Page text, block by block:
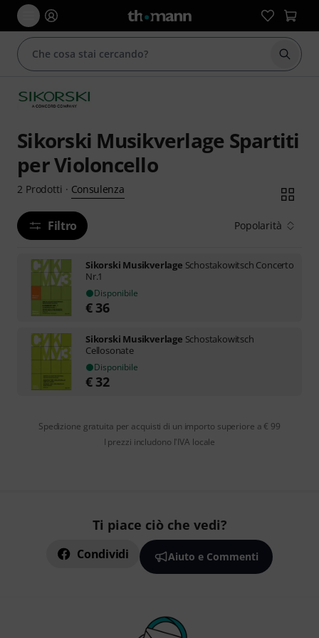
Sikorski Musikverlage Spartiti
per Violoncello
2 Prodotti · Consulenza
Filtro Popolarità
Sikorski Musikverlage Schostakowitsch Concerto
Nr.1
Disponibile
€ 36
Sikorski Musikverlage Schostakowitsch
Cellosonate
Disponibile
€ 32
Spedizione gratuita per acquisti di un importo superiore a € 99
I prezzi includono l'IVA locale
Ti piace ciò che vedi?
Condividi Aiuto e Commenti